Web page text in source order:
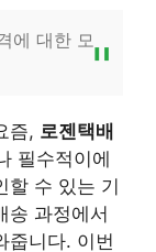
에 대한 모
즘, 로젠택배
필수적이에
할 수 있는 기
송 과정에서
줍니다. 이번